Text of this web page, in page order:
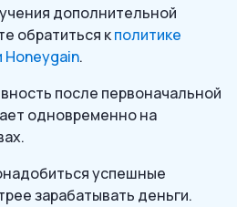
дополнительной
обратиться кполитике
.
после первоначальной
одновременно на
успешные
зарабатывать деньги.